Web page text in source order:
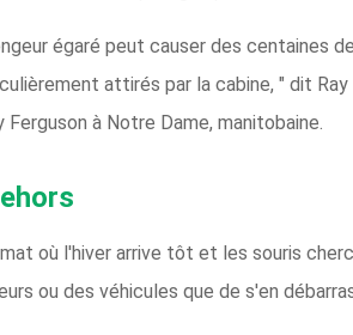
égaré peut causer des centaines
attirés par la cabine, " dit
à Notre Dame, manitobaine.
où l'hiver arrive tôt et les souris
ou des véhicules que de s'en